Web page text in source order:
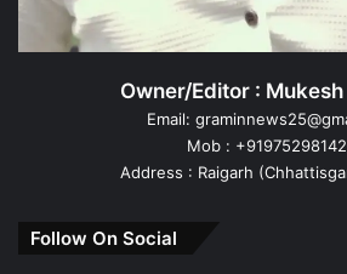
Owner/Editor :
Email:
Mob :
Address : Raigarh
Follow On Social